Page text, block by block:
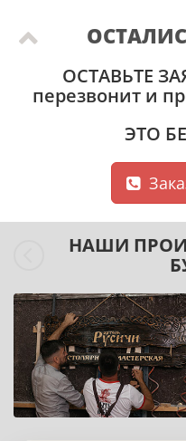
ОСТАВЬТЕ
перезвонит и
ЭТО
НАШИ